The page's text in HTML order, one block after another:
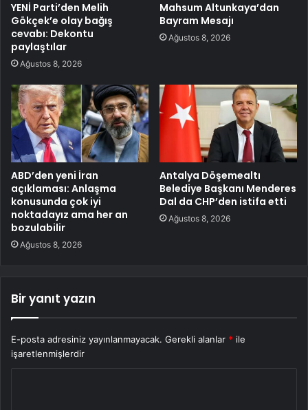
YENİ Parti’den Melih
Gökçek’e olay bağış
cevabı: Dekontu
paylaştılar
Ağustos 8, 2026
Mahsum Altunkaya’dan
Bayram Mesajı
Ağustos 8, 2026
ABD’den yeni İran
açıklaması: Anlaşma
konusunda çok iyi
noktadayız ama her an
bozulabilir
Ağustos 8, 2026
Antalya Döşemealtı
Belediye Başkanı Menderes
Dal da CHP’den istifa etti
Ağustos 8, 2026
Bir yanıt yazın
E-posta adresiniz yayınlanmayacak. Gerekli alanlar * ile
işaretlenmişlerdir